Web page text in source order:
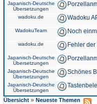
Japanisch-Deutsche
Übersetzungen
wadoku.de Wadoku
WadokuTeam Noch
wadoku.de Fehler
Japanisch-Deutsche
Übersetzungen
Japanisch-Deutsche
Übersetzungen
Schönes
Japanisch-Deutsche
Übersetzungen
Übersicht » Neueste Themen